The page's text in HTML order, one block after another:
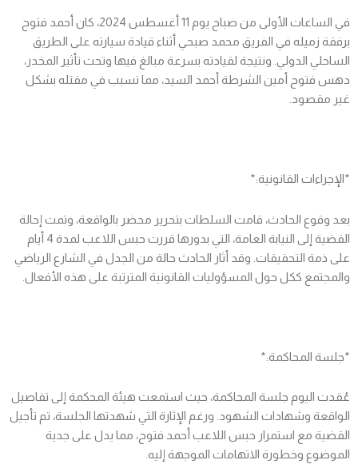
في الساعات الأولى من صباح يوم 11 أغسطس 2024، كان أحمد فتوح
برفقة زميله في الفريق محمد صبحي أثناء قيادة سيارته على الطريق
الساحلي الدولي. ونتيجة لقيادته بسرعة مبالغ فيها وتحت تأثير المخدر،
دهس فتوح أمين الشرطة أحمد السيد، مما تسبب في مقتله بشكل
غير مقصود.
*الإجراءات القانونية:*
بعد وقوع الحادث، قامت السلطات بتحرير محضر بالواقعة، وتمت إحالة
القضية إلى النيابة العامة، التي بدورها قررت حبس اللاعب لمدة 4 أيام
على ذمة التحقيقات. وقد أثار الحادث حالة من الجدل في الشارع الرياضي
والمجتمع ككل حول المسؤوليات القانونية المترتبة على هذه الأفعال.
*جلسة المحاكمة:*
عُقدت اليوم جلسة المحاكمة، حيث استمعت هيئة المحكمة إلى تفاصيل
الواقعة وشهادات الشهود. ورغم الإثارة التي شهدتها الجلسة، تم تأجيل
القضية مع استمرار حبس اللاعب أحمد فتوح، مما يدل على جدية
الموضوع وخطورة الاتهامات الموجهة إليه.